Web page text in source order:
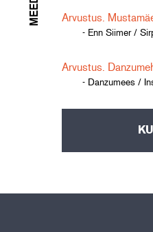
Arvustus.
- Enn Siimer /
Arvustus.
- Danzumees /